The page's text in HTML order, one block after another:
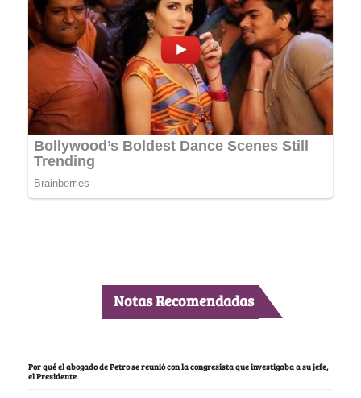
Notas Recomendadas
Por qué el abogado de Petro se reunió con la congresista que investigaba a su jefe,
el Presidente